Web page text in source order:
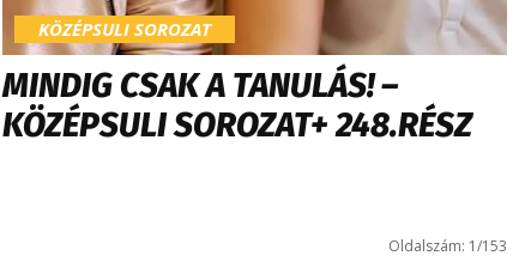
KÖZÉPSULI SOROZAT
MINDIG CSAK A TANULÁS! –
KÖZÉPSULI SOROZAT+ 248.RÉSZ
Oldalszám: 1/153